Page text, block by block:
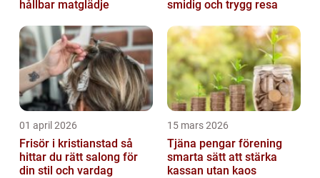
hållbar matglädje
smidig och trygg resa
01 april 2026
Frisör i kristianstad så
hittar du rätt salong för
din stil och vardag
15 mars 2026
Tjäna pengar förening
smarta sätt att stärka
kassan utan kaos